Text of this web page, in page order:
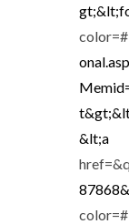
&lt;a